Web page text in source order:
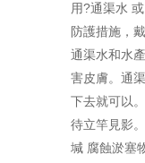
用?通渠水
防護措施，
通渠水和水
害皮膚。通
下去就可以
待立竿見影
堿 腐蝕淤塞